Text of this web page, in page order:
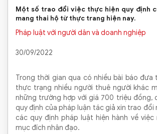
Một số trao đổi việc thực hiện quy định
mang thai hộ từ thực trang hiện nay.
Pháp luật với người dân và doanh nghiệp
30/09/2022
Trong thời gian qua có nhiều bài báo đưa
thực trạng nhiều người thuê người khác
những trường hợp với giá 700 triệu đồng,
quy định của pháp luận tác giả xin trao đổi
các quy định pháp luật hiện hành về
mục đích nhân đạo.